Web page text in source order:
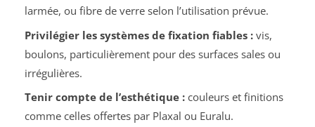
larmée, ou fibre de verre selon l’utilisation prévue.
Privilégier les systèmes de fixation fiables :vis,
boulons, particulièrement pour des surfaces sales ou
irrégulières.
Tenir compte de l’esthétique :couleurs et finitions
comme celles offertes par Plaxal ou Euralu.